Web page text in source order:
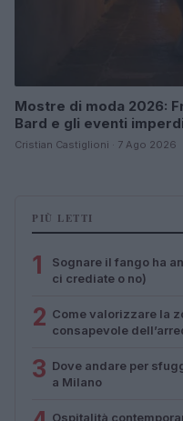
Mostre di moda 2026:
Bard e gli eventi
Cristian Castiglioni · 7 Ago 2026
PIÙ LETTI
1
Sognare il fango ha
ci crediate o no)
2 Come valorizzare la
consapevole
3 Dove andare per
a Milano
Ospitalità